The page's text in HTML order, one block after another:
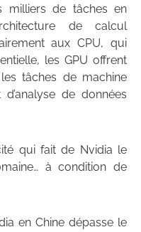
milliers de tâches en
de calcul
aux CPU, qui
les GPU offrent
tâches de machine
de données
qui fait de Nvidia le
à condition de
en Chine dépasse le